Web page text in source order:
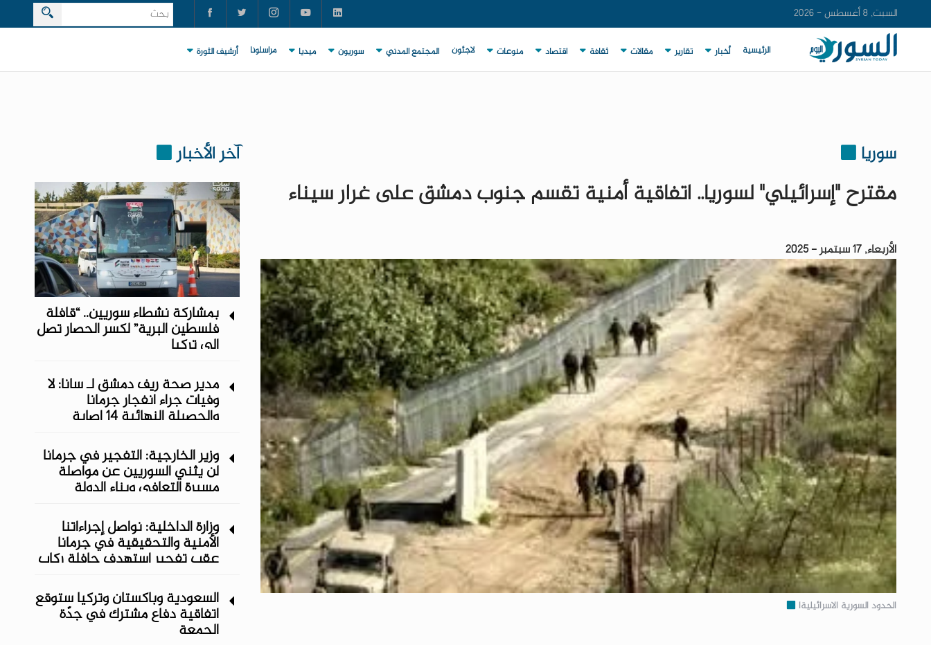
السبت, 8 أغسطس - 2026
الرئيسية أخبار تقارير مقالات ثقافة اقتصاد منوعات لاجئون المجتمع المدني سوريون ميديا مراسلونا أرشيف الثورة
سوريا
مقترح "إسرائيلي" لسوريا.. اتفاقية أمنية تقسم جنوب دمشق على غرار سيناء
الأربعاء, 17 سبتمبر - 2025
الحدود السورية الاسرائيليةا
آخر الأخبار
بمشاركة نشطاء سوريين.. “قافلة
فلسطين البرية” لكسر الحصار تصل
إلى تركيا
مدير صحة ريف دمشق لـ سانا: لا
وفيات جراء انفجار جرمانا
والحصيلة النهائية 14 إصابة
وزير الخارجية: التفجير في جرمانا
لن يثني السوريين عن مواصلة
مسيرة التعافي وبناء الدولة
وزارة الداخلية: نواصل إجراءاتنا
الأمنية والتحقيقية في جرمانا
عقب تفجير استهدف حافلة ركاب
السعودية وباكستان وتركيا ستوقع
اتفاقية دفاع مشترك في جدّة
الجمعة